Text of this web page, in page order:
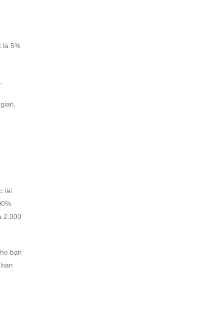
là 5%
tài
2.000
bạn